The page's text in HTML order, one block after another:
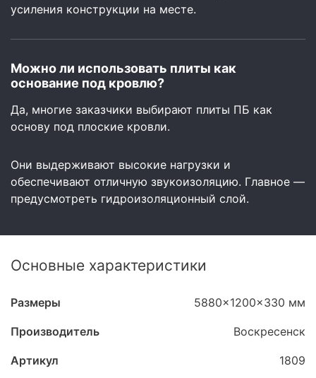
усиления конструкции на месте.
Можно ли использовать плиты как
основание под кровлю?
Да, многие заказчики выбирают плиты ПБ как
основу под плоские кровли.
Они выдерживают высокие нагрузки и
обеспечивают отличную звукоизоляцию. Главное —
предусмотреть гидроизоляционный слой.
Основные характеристики
Размеры 5880x1200x330 мм
Производитель Воскресенск
Артикул 1809